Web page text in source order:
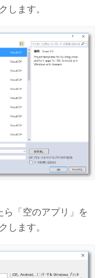
します。
ら「空のアプリ」を
します。